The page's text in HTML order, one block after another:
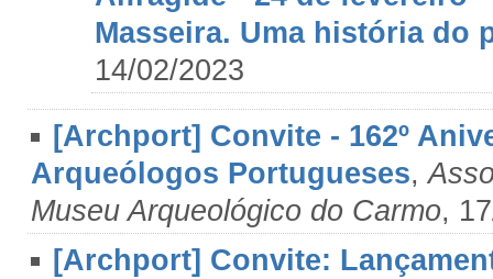
Masseira. Uma história do
14/02/2023
[Archport] Convite - 162º
Arqueólogos Portugueses,
Museu Arqueológico do Carmo,
[Archport] Convite: